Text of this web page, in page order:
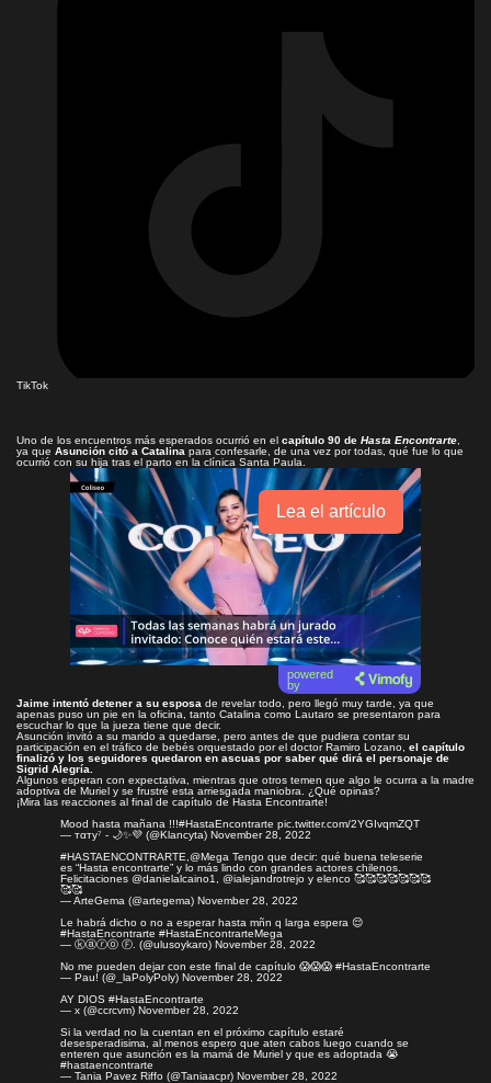
TikTok
Uno de los encuentros más esperados ocurrió en el capítulo 90 de Hasta Encontrarte
ya que Asunción citó a Catalina para confesarle, de una vez por todas, qué fue lo que
ocurrió con su hija tras el parto en la clínica Santa Paula.
Lea el artículo
powered
by
Jaime intentó detener a su esposa de revelar todo, pero llegó muy tarde, ya que
apenas puso un pie en la oficina, tanto Catalina como Lautaro se presentaron para
escuchar lo que la jueza tiene que decir.
Asunción invitó a su marido a quedarse, pero antes de que pudiera contar su
participación en el tráfico de bebés orquestado por el doctor Ramiro Lozano, el capítulo
finalizó y los seguidores quedaron en ascuas por saber qué dirá el personaje de
Sigrid Alegría.
Algunos esperan con expectativa, mientras que otros temen que algo le ocurra a la madre
adoptiva de Muriel y se frustré esta arriesgada maniobra. ¿Qué opinas?
¡Mira las reacciones al final de capítulo de Hasta Encontrarte!
Mood hasta mañana !!!#HastaEncontrarte pic.twitter.com/2YGIvqmZQT
— тαту⁷ - 🌙✨💜 (@Klancyta) November 28, 2022
#HASTAENCONTRARTE @Mega Tengo que decir: qué buena teleserie
es “Hasta encontrarte” y lo más lindo con grandes actores chilenos.
Felicitaciones @danielalcaino1 @ialejandrotrejo y elenco 🥰🥰🥰🥰🥰🥰🥰
🥰🥰
— ArteGema (@artegema) November 28, 2022
Le habrá dicho o no a esperar hasta mñn q larga espera 😌
#HastaEncontrarte #HastaEncontrarteMega
— ⓚⓐⓡⓞ Ⓕ. (@ulusoykaro) November 28, 2022
No me pueden dejar con este final de capítulo 😱😱😱#HastaEncontrarte
— Pau! (@_laPolyPoly) November 28, 2022
AY DIOS #HastaEncontrarte
— x (@ccrcvm) November 28, 2022
Si la verdad no la cuentan en el próximo capítulo estaré
desesperadisima, al menos espero que aten cabos luego cuando se
enteren que asunción es la mamá de Muriel y que es adoptada 😭
#hastaencontrarte
— Tania Pavez Riffo (@Taniaacpr) November 28, 2022